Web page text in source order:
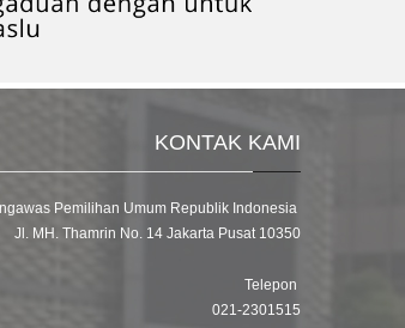
KONTAK KAMI
Pemilihan Umum Republik Indonesia
Jl. MH. Thamrin No. 14 Jakarta Pusat 10350
Telepon
021-2301515